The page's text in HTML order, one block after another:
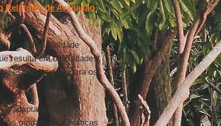
Relatório de Avaliação
e de desigualdade
resulta em dificuldades
especialmente para os
adaptação às
mudanças climáticas